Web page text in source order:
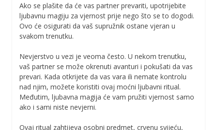
Ako se plašite da će vas partner prevariti, upotrijebite
ljubavnu magiju za vjernost prije nego što se to dogodi.
Ovo će osigurati da vaš supružnik ostane vjeran u
svakom trenutku.
Nevjerstvo u vezi je veoma često. U nekom trenutku,
vaš partner se može okrenuti avanturi i pokušati da vas
prevari. Kada otkrijete da vas vara ili nemate kontrolu
nad njim, možete koristiti ovaj moćni ljubavni ritual.
Međutim, ljubavna magija će vam pružiti vjernost samo
ako i sami niste nevjerni.
Ovaj ritual zahtijeva osobni predmet, crvenu svijeću,